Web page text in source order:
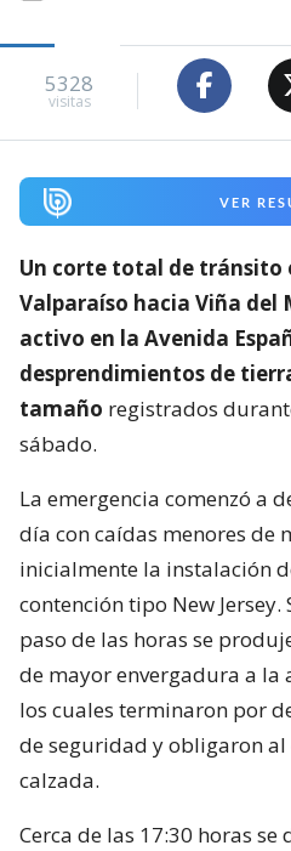
5328
visitas
VER
Un corte total de tránsito
Valparaíso hacia Viña del
activo en la Avenida
desprendimientos de
tamaño registrados
sábado.
La emergencia comenzó a
día con caídas menores de
inicialmente la instalación
contención tipo New Jersey.
paso de las horas se
de mayor envergadura a la
los cuales terminaron por
de seguridad y obligaron
calzada.
Cerca de las 17:30 horas se